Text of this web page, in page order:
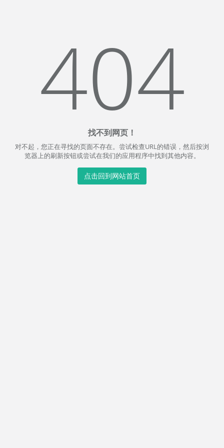
404
找不到网页！
对不起，您正在寻找的页面不存在。尝试检查URL的错误，然后按浏
览器上的刷新按钮或尝试在我们的应用程序中找到其他内容。
点击回到网站首页